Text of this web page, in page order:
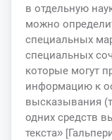
в отдельную
можно
специальных
специальных
которые могут
информацию к
высказывания
одних средств
текста»